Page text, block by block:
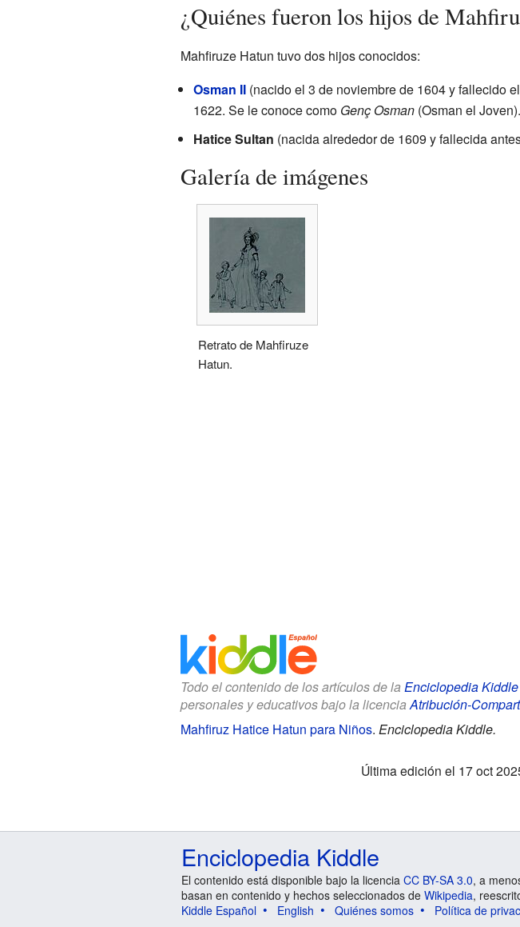
¿Quiénes fueron los hijos de
Mahfiruze Hatun tuvo dos hijos conocidos:
Osman II(nacido el 3 de noviembre de 1604 y fallecido
1622. Se le conoce como Genç Osman(Osman el Joven).
Hatice Sultan (nacida alrededor de 1609 y fallecida
Galería de imágenes
Retrato de Mahfiruze
Hatun.
Todo el contenido de los artículos de la Enciclopedia Kiddle
personales y educativos bajo la licencia Atribución-
Mahfiruz Hatice Hatun para Niños. Enciclopedia Kiddle.
Última edición el 17 oct
Enciclopedia Kiddle
El contenido está disponible bajo la licencia CC BY-SA 3.0, a
basan en contenido y hechos seleccionados de Wikipedia,
Kiddle Español
English Quiénes somos Política de